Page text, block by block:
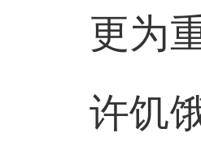
更为
许饥